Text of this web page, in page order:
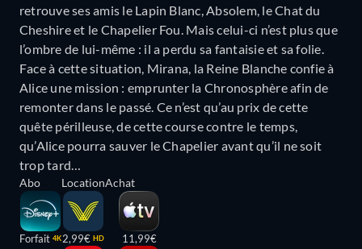
retrouve ses amis le Lapin Blanc, Absolem, le Chat du
Cheshire et le Chapelier Fou. Mais celui-ci n’est plus que
l’ombre de lui-même : il a perdu sa fantaisie et sa folie.
Face à cette situation, Mirana, la Reine Blanche confie à
Alice une mission : emprunter la Chronosphère afin de
remonter dans le passé. Ce n’est qu’au prix de cette
quête périlleuse, de cette course contre le temps,
qu’Alice pourra sauver le Chapelier avant qu’il ne soit
trop tard…
Abo
Forfait 4K
Location
2,99€ HD
Achat
11,99€